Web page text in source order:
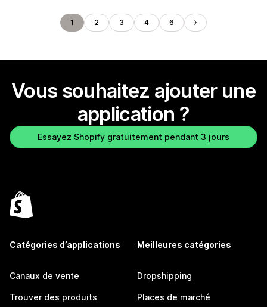
1 2 3 4 6
Vous souhaitez ajouter une
application ?
Essayez Shopify gratuitement pendant 3 jours
Catégories d’applications
Canaux de vente
Trouver des produits
Meilleures catégories
Dropshipping
Places de marché